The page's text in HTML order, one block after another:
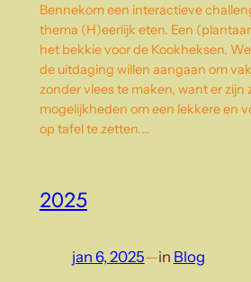
Bennekom een interactieve
thema (H)eerlijk eten. Een
het bekkie voor de Kookheksen.
de uitdaging willen aangaan om
zonder vlees te maken, want er zijn
mogelijkheden om een lekkere en
op tafel te zetten.…
2025
jan 6, 2025—in Blog